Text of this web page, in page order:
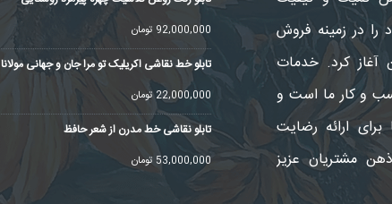
در زمینه فروش
آغاز کرد. خدمات
و کار ما است و
ارائه رضایت
مشتریان عزیز
92,000,000 تومان
تابلو خط نقاشی اکریلیک تو مرا جان و جهانی مولانا
22,000,000تومان
تابلو نقاشی خط مدرن از شعر حافظ
53,000,000 تومان